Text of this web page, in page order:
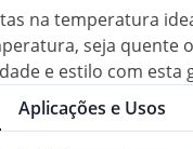
na temperatura
seja quente
e estilo com esta
Aplicações e Usos